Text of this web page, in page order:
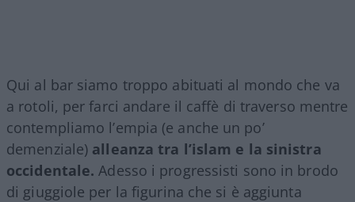
Qui al bar siamo troppo abituati al mondo che va
a rotoli, per farci andare il caffè di traverso mentre
contempliamo l’empia (e anche un po’
demenziale) alleanza tra l’islam e la sinistra
occidentale. Adesso i progressisti sono in brodo
di giuggiole per la figurina che si è aggiunta